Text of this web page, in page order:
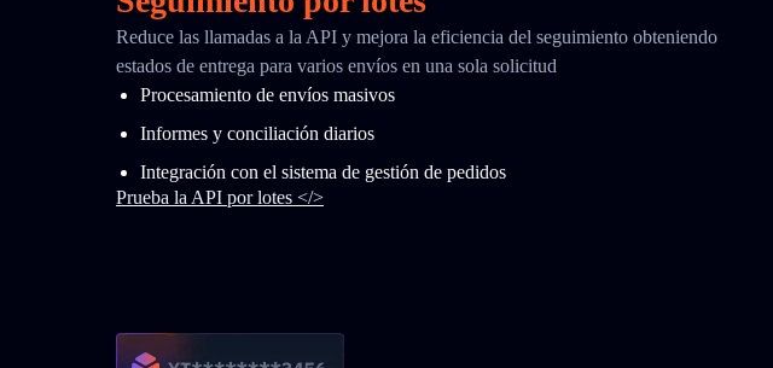
Reduce las llamadas a la API y mejora la eficiencia del seguimiento obteniendo
estados de entrega para varios envíos en una sola solicitud
Procesamiento de envíos masivos
Informes y conciliación diarios
Integración con el sistema de gestión de pedidos
Prueba la API por lotes </>